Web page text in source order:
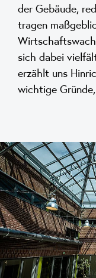
der Gebäude,
tragen
sich dabei
erzählt uns
wichtige